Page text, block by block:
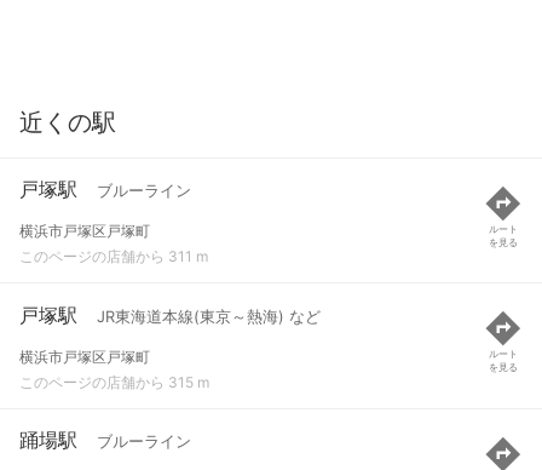
近くの駅
戸塚駅 ブルーライン
横浜市戸塚区戸塚町
このページの店舗から 311 m
ルート
を見る
戸塚駅 JR東海道本線(東京～熱海) など
横浜市戸塚区戸塚町
このページの店舗から 315 m
ルート
を見る
踊場駅 ブルーライン